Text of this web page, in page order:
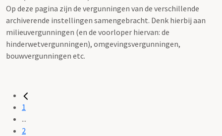
Op deze pagina zijn de vergunningen van de verschillende
archiverende instellingen samengebracht. Denk hierbij aan
milieuvergunningen (en de voorloper hiervan: de
hinderwetvergunningen), omgevingsvergunningen,
bouwvergunningen etc.
1
...
2